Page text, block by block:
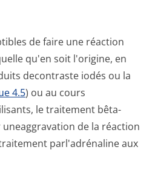
de faire une réaction
qu'en soit l'origine, en
decontraste iodés ou la
4.5) ou au cours
le traitement bêta-
de la réaction
parl'adrénaline aux